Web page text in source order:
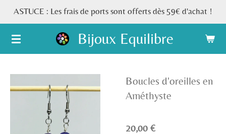
Passer
au
contenu
principal
Bijoux Equilibre
ASTUCE : Les frais de ports sont offerts dès 59€ d'achat !
Boucles d'oreilles en
Améthyste
20,00 €